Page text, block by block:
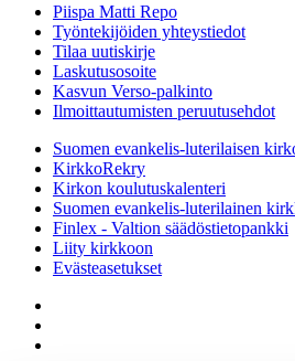
Piispa Matti Repo
Työntekijöiden yhteystiedot
Tilaa uutiskirje
Laskutusosoite
Kasvun Verso-palkinto
Ilmoittautumisten peruutusehdot
Suomen evankelis-luterilaisen
KirkkoRekry
Kirkon koulutuskalenteri
Suomen evankelis-luterilainen
Finlex - Valtion säädöstietopankki
Liity kirkkoon
Evästeasetukset